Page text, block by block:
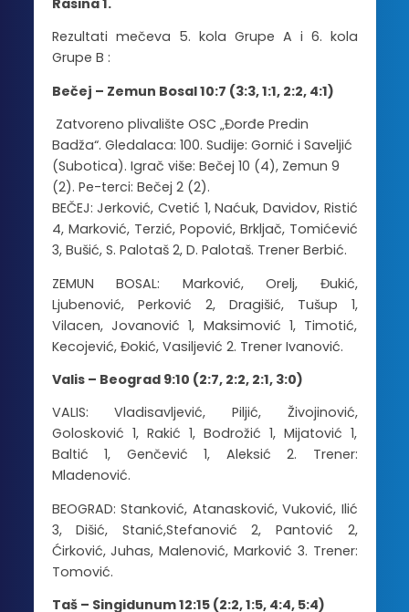
Rezultati mečeva 5. kola Grupe A i 6. kola
Grupe B :
Bečej – Zemun Bosal 10:7 (3:3, 1:1, 2:2, 4:1)
Zatvoreno plivalište OSC „Đorđe Predin
Badža“. Gledalaca: 100. Sudije: Gornić i Saveljić
(Subotica). Igrač više: Bečej 10 (4), Zemun 9
(2). Pe-terci: Bečej 2 (2).
BEČEJ: Jerković, Cvetić 1, Naćuk, Davidov, Ristić
4, Marković, Terzić, Popović, Brkljač, Tomićević
3, Bušić, S. Palotaš 2, D. Palotaš. Trener Berbić.
ZEMUN BOSAL: Marković, Orelj, Đukić,
Ljubenović, Perković 2, Dragišić, Tušup 1,
Vilacen, Jovanović 1, Maksimović 1, Timotić,
Kecojević, Đokić, Vasiljević 2. Trener Ivanović.
Valis – Beograd 9:10 (2:7, 2:2, 2:1, 3:0)
VALIS: Vladisavljević, Piljić, Živojinović,
Golosković 1, Rakić 1, Bodrožić 1, Mijatović 1,
Baltić 1, Genčević 1, Aleksić 2. Trener:
Mladenović.
BEOGRAD: Stanković, Atanasković, Vuković, Ilić
3, Dišić, Stanić,Stefanović 2, Pantović 2,
Ćirković, Juhas, Malenović, Marković 3. Trener:
Tomović.
Taš – Singidunum 12:15 (2:2, 1:5, 4:4, 5:4)